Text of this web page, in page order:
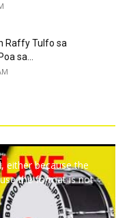
Raffy Tulfo sa
sa...
either because the
the format is not